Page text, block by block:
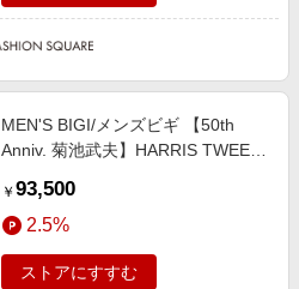
MEN'S BIGI/メンズビギ 【50th
Anniv. 菊池武夫】HARRIS TWEED
２
￥ 93,500
2.5%
ストアにすすむ